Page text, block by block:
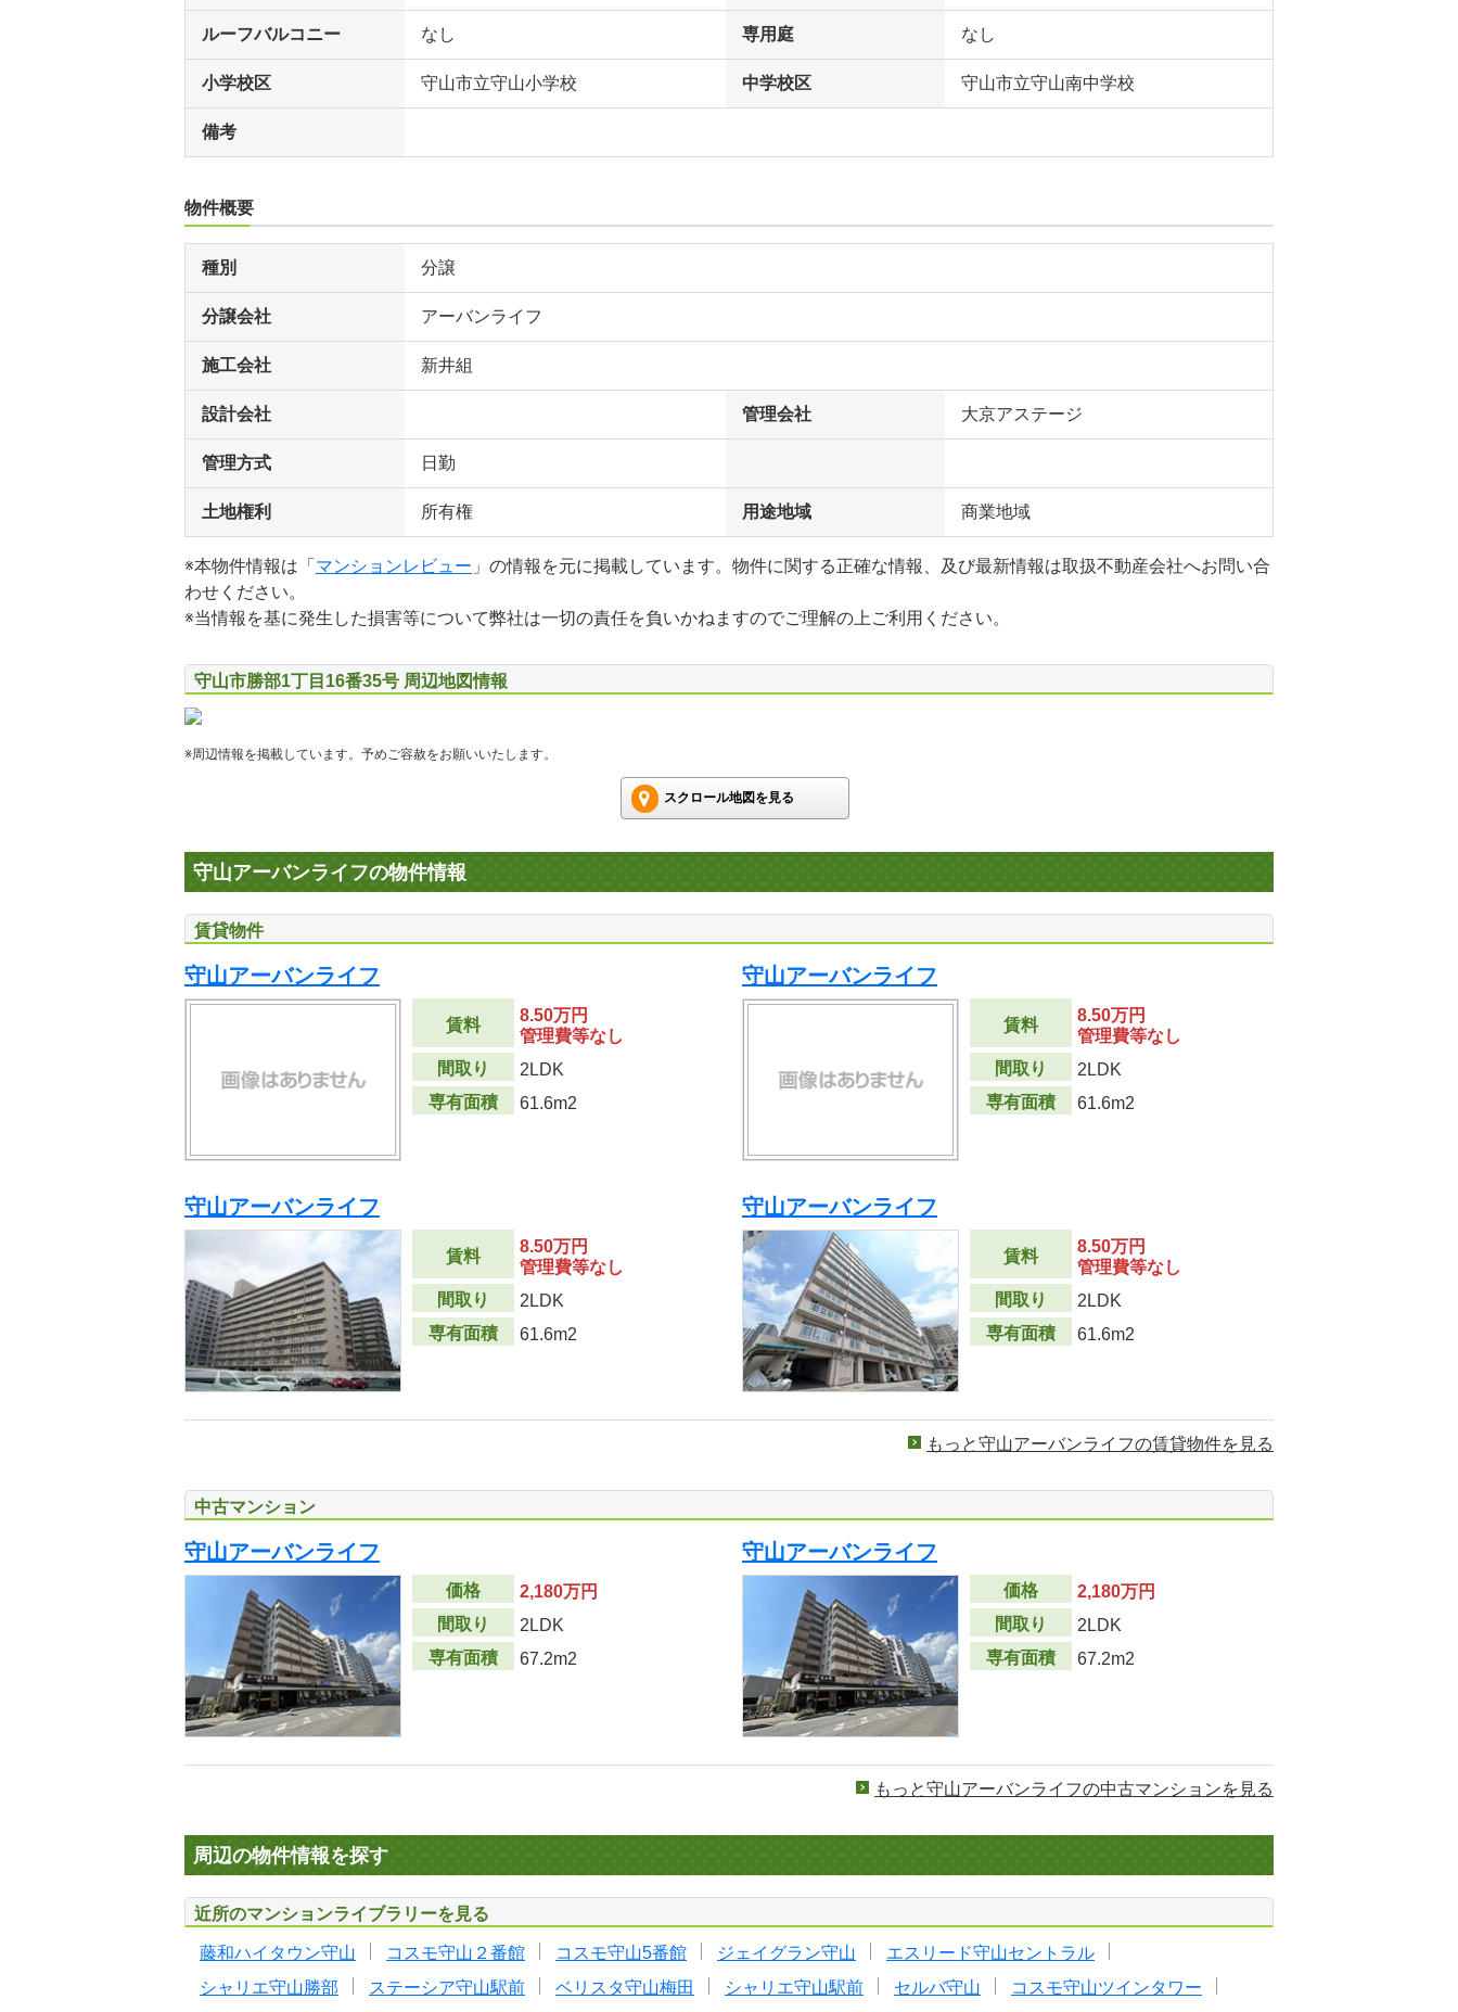
ルーフバルコニー なし 専用庭 なし
小学校区 守山市立守山小学校 中学校区 守山市立守山南中学校
備考
物件概要
種別 分譲
分譲会社 アーバンライフ
施工会社 新井組
設計会社 管理会社 大京アステージ
管理方式 日勤
土地権利 所有権 用途地域 商業地域
※本物件情報は「 マンションレビュー 」の情報を元に掲載しています。物件に関する正確な情報、及び最新情報は取扱不動産会社へお問い合
わせください。
※当情報を基に発生した損害等について弊社は一切の責任を負いかねますのでご理解の上ご利用ください。
守山市勝部1丁目16番35号 周辺地図情報
※周辺情報を掲載しています。予めご容赦をお願いいたします。
スクロール地図を見る
守山アーバンライフの物件情報
賃貸物件
守山アーバンライフ
賃料
8.50万円
管理費等なし
間取り
2LDK
専有面積
61.6m2
守山アーバンライフ
賃料
8.50万円
管理費等なし
間取り
2LDK
専有面積
61.6m2
守山アーバンライフ
賃料
8.50万円
管理費等なし
間取り
2LDK
専有面積
61.6m2
守山アーバンライフ
賃料
8.50万円
管理費等なし
間取り
2LDK
専有面積
61.6m2
もっと守山アーバンライフの賃貸物件を見る
中古マンション
守山アーバンライフ
価格
2,180万円
間取り
2LDK
専有面積
67.2m2
守山アーバンライフ
価格
2,180万円
間取り
2LDK
専有面積
67.2m2
もっと守山アーバンライフの中古マンションを見る
周辺の物件情報を探す
近所のマンションライブラリーを見る
藤和ハイタウン守山 コスモ守山２番館 コスモ守山5番館 ジェイグラン守山
エスリード守山セントラル
シャリエ守山勝部
ステーシア守山駅前 ベリスタ守山梅田 シャリエ守山駅前 セルバ守山
コスモ守山ツインタワー